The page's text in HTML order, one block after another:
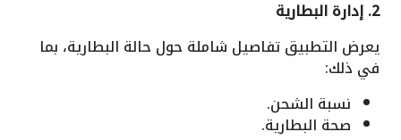
2. إدارة البطارية
يعرض التطبيق تفاصيل شاملة حول حالة البطارية، بما
في ذلك:
نسبة الشحن.
صحة البطارية.